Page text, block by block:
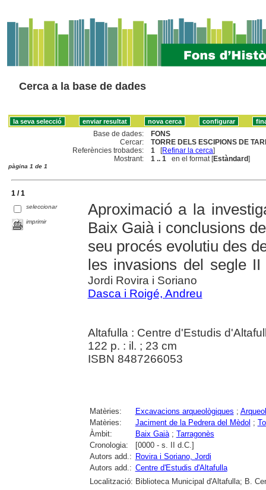
Cerca a la base de dades
Base de dades:
FONS
Cercar:
TORRE DELS ESCIPIONS DE
Referències trobades:
1 [Refinar la cerca]
Mostrant:
1 .. 1 en el format [Estàndard]
pàgina 1 de 1
1 / 1
seleccionar
imprimir
Aproximació a la
Baix Gaià i conclusions
seu procés evolutiu des
les invasions del segle
Jordi Rovira i Soriano
Dasca i Roigé, Andreu
Altafulla : Centre d'Estudis
122 p. : il. ; 23 cm
ISBN 8487266053
Matèries: Excavacions arqueològiques ;
Matèries:
Jaciment de la Pedrera del Mèdol ;
Àmbit:
Baix Gaià; Tarragonès
Cronologia:
[0000 - s. II d.C.]
Autors add.: Rovira i Soriano, Jordi
Autors add.: Centre d'Estudis d'Altafulla
Localització: Biblioteca Municipal d'Altafulla; B.